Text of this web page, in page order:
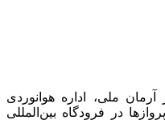
ملی، اداره هوانوردی
در فرودگاه بین‌المللی